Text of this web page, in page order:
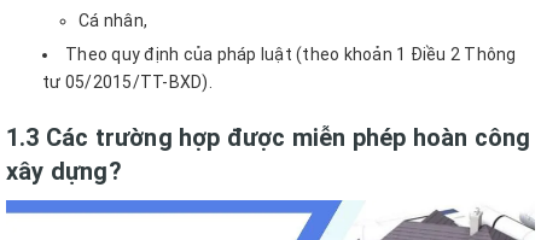
Cá nhân,
Theo quy định của pháp luật (theo khoản 1 Điều 2 Thông
tư 05/2015/TT-BXD).
1.3 Các trường hợp được miễn phép hoàn công
xây dựng?